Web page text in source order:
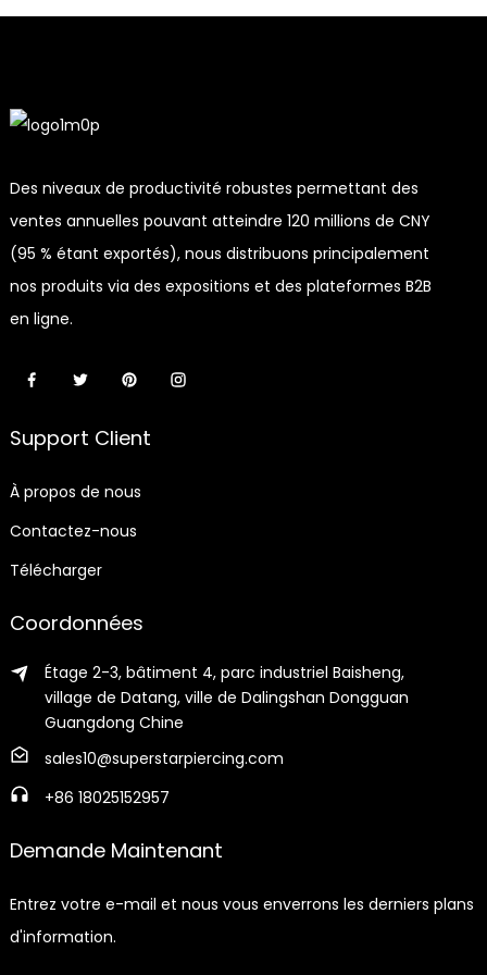
Des niveaux de productivité robustes permettant des
ventes annuelles pouvant atteindre 120 millions de CNY
(95 % étant exportés), nous distribuons principalement
nos produits via des expositions et des plateformes B2B
en ligne.
Support Client
À propos de nous
Contactez-nous
Télécharger
Coordonnées
Étage 2-3, bâtiment 4, parc industriel Baisheng,
village de Datang, ville de Dalingshan Dongguan
Guangdong Chine
sales10@superstarpiercing.com
+86 18025152957
Demande Maintenant
Entrez votre e-mail et nous vous enverrons les derniers plans
d'information.